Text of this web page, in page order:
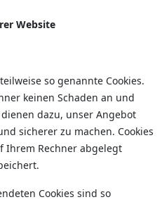
Website
so genannte Cookies.
keinen Schaden an und
dazu, unser Angebot
sicherer zu machen. Cookies
Ihrem Rechner abgelegt
Cookies sind so